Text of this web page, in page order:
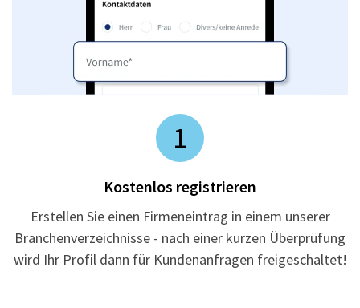
1
Kostenlos registrieren
Erstellen Sie einen Firmeneintrag in einem unserer
Branchenverzeichnisse - nach einer kurzen Überprüfung
wird Ihr Profil dann für Kundenanfragen freigeschaltet!